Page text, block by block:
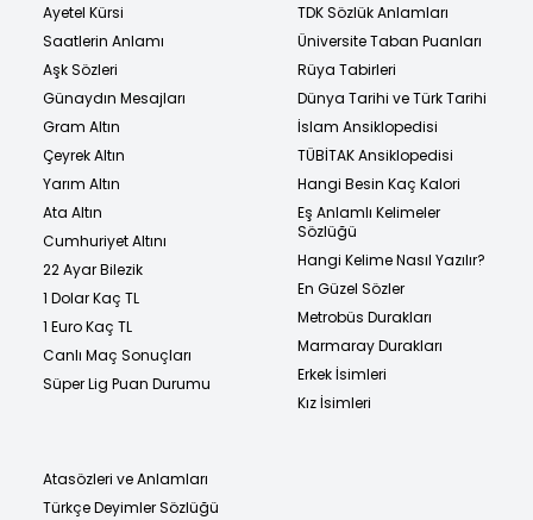
Ayetel Kürsi
Saatlerin Anlamı
Aşk Sözleri
Günaydın Mesajları
Gram Altın
Çeyrek Altın
Yarım Altın
Ata Altın
Cumhuriyet Altını
22 Ayar Bilezik
1 Dolar Kaç TL
1 Euro Kaç TL
Canlı Maç Sonuçları
Süper Lig Puan Durumu
TDK Sözlük Anlamları
Üniversite Taban Puanları
Rüya Tabirleri
Dünya Tarihi ve Türk Tarihi
İslam Ansiklopedisi
TÜBİTAK Ansiklopedisi
Hangi Besin Kaç Kalori
Eş Anlamlı Kelimeler
Sözlüğü
Hangi Kelime Nasıl Yazılır?
En Güzel Sözler
Metrobüs Durakları
Marmaray Durakları
Erkek İsimleri
Kız İsimleri
Atasözleri ve Anlamları
Türkçe Deyimler Sözlüğü